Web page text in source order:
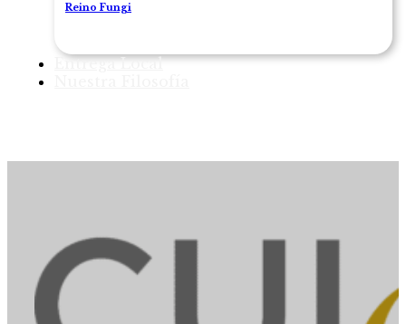
Reino Fungi
Entrega Local